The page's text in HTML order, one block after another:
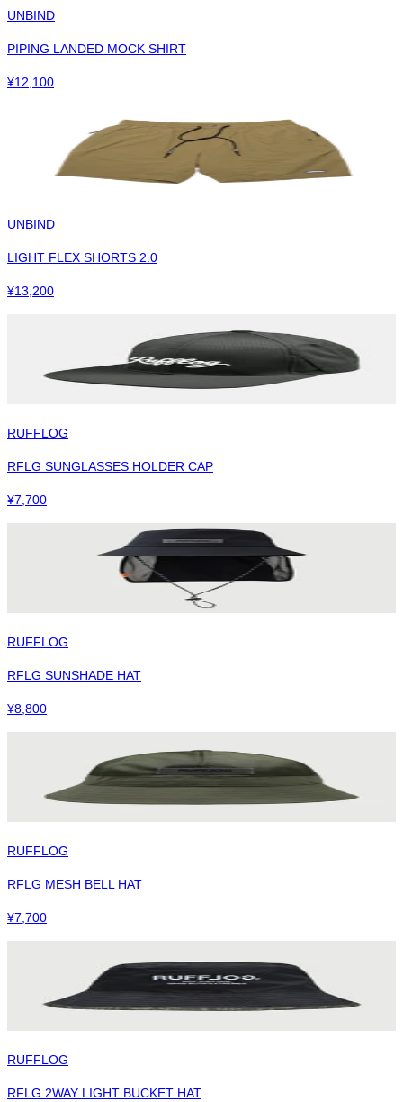
UNBIND
PIPING LANDED MOCK SHIRT
¥12,100
UNBIND
LIGHT FLEX SHORTS 2.0
¥13,200
RUFFLOG
RFLG SUNGLASSES HOLDER CAP
¥7,700
RUFFLOG
RFLG SUNSHADE HAT
¥8,800
RUFFLOG
RFLG MESH BELL HAT
¥7,700
RUFFLOG
RFLG 2WAY LIGHT BUCKET HAT